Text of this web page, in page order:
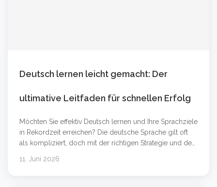
Deutsch lernen leicht gemacht: Der
ultimative Leitfaden für schnellen Erfolg
Möchten Sie effektiv Deutsch lernen und Ihre Sprachziele
in Rekordzeit erreichen? Die deutsche Sprache gilt oft
als kompliziert, doch mit der richtigen Strategie und den
11. Juni 2026